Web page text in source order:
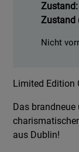
Zustand:
Zustand
Nicht
Limited Edition
Das
aus Dublin!